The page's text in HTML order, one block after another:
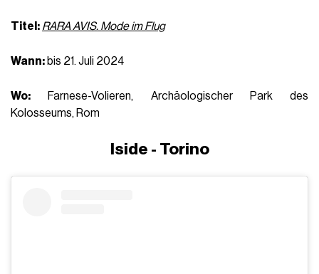
Titel: RARA AVIS. Mode im Flug
Wann: bis 21. Juli 2024
Wo: Farnese-Volieren, Archäologischer Park des
Kolosseums, Rom
Iside - Torino